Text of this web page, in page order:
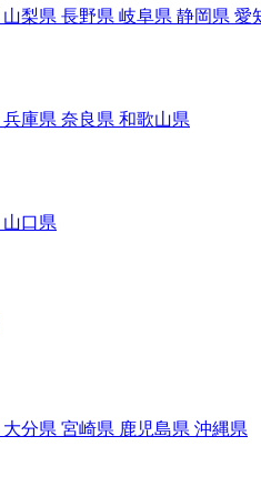
山梨県 長野県 岐阜県 静岡県 愛
兵庫県 奈良県 和歌山県
山口県
大分県 宮崎県 鹿児島県 沖縄県